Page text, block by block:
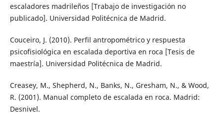
escaladores madrileños [Trabajo de investigación no
publicado]. Universidad Politécnica de Madrid.
Couceiro, J. (2010). Perfil antropométrico y respuesta
psicofisiológica en escalada deportiva en roca [Tesis de
maestría]. Universidad Politécnica de Madrid.
Creasey, M., Shepherd, N., Banks, N., Gresham, N., & Wood,
R. (2001). Manual completo de escalada en roca. Madrid:
Desnivel.